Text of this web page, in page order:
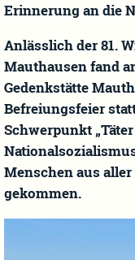
Erinnerung an die
Anlässlich der 81.
Mauthausen fand
Gedenkstätte
Befreiungsfeier
Schwerpunkt
Menschen aus
gekommen.